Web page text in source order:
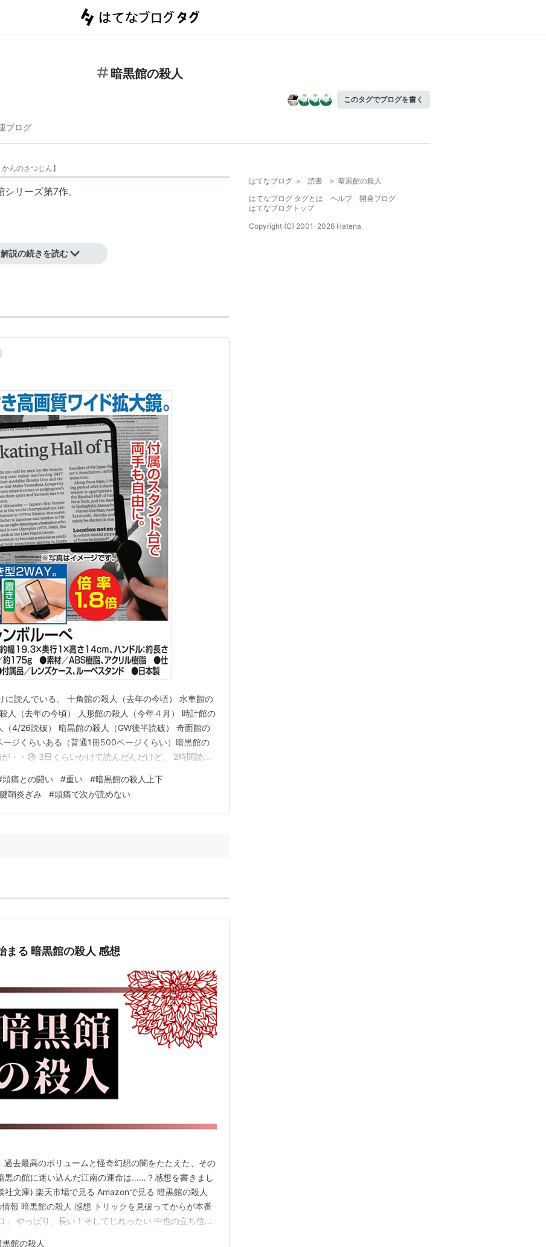
暗黒館の殺人
このタグでブログを書く
ブログ
んのさつじん】
リーズ第7作。
解説の続きを読む
に読んでいる。 十角館の殺人（去年の今頃） 水車館の
人（去年の今頃） 人形館の殺人（今年４月） 時計館の
4/26読破） 暗黒館の殺人（GW後半読破） 奇面館の
ジくらいある（普通1冊500ページくらい）暗黒館の
・・😢 3日くらいかけて読んだんだけど、 2時間読ん
してきて頭痛薬飲みながら読んだ。 読み終わった後も
頭痛との闘い #重い #暗黒館の殺人上下
鞘炎ぎみ #頭痛で次が読めない
まる 暗黒館の殺人 感想
去最高のボリュームと怪奇幻想の闇をたたえた、その
黒の館に迷い込んだ江南の運命は……？感想を書きまし
社文庫) 楽天市場で見る Amazonで見る 暗黒館の殺人
報 暗黒館の殺人 感想 トリックを見破ってからが本番
」 やっぱり、長い！そしてじれったい 中也の立ち位置
黒館の殺人
はてなブログ > 読書 > 暗黒館の殺人
はてなブログ タグとは
ヘルプ
開発ブログ
はてなブログトップ
Copyright (C) 2001-2026 Hatena.